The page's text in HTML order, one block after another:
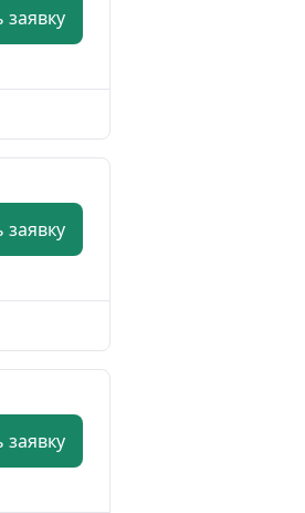
заявку
заявку
заявку